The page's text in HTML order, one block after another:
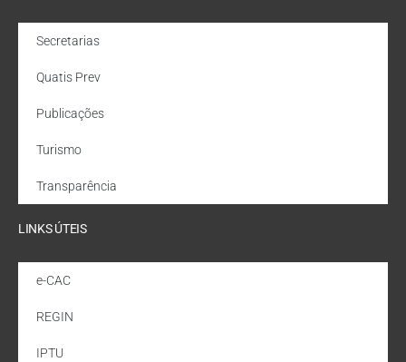
Secretarias
Quatis Prev
Publicações
Turismo
Transparência
LINKS ÚTEIS
e-CAC
REGIN
IPTU